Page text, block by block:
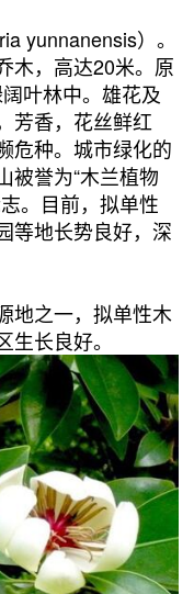
yunnanensis）。
木，高达20米。原
叶林中。雄花及
芳香，花丝鲜红
危种。城市绿化的
被誉为“木兰植物
。目前，拟单性
等地长势良好，深
地之一，拟单性木
长良好。